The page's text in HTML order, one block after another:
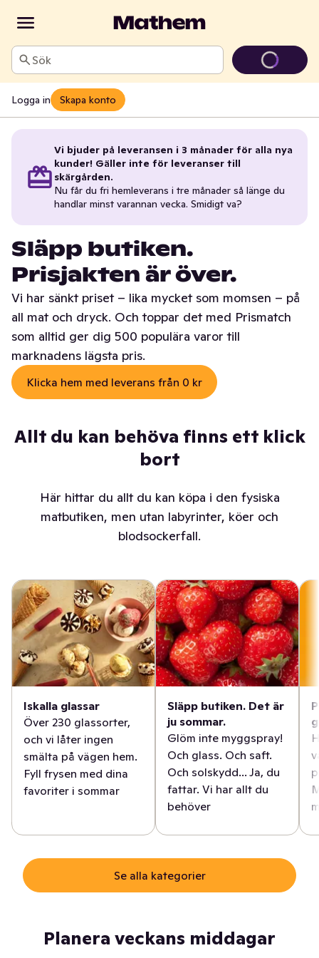
Sök
Logga in Skapa konto
Vi bjuder på leveransen i 3 månader för alla nya
kunder! Gäller inte för leveranser till
skärgården.
Nu får du fri hemleverans i tre månader så länge du
handlar minst varannan vecka. Smidigt va?
Släpp butiken.
Prisjakten är över.
Vi har sänkt priset – lika mycket som momsen – på
all mat och dryck. Och toppar det med Prismatch
som alltid ger dig 500 populära varor till
marknadens lägsta pris.
Klicka hem med leverans från 0 kr
Allt du kan behöva finns ett klick
bort
Här hittar du allt du kan köpa i den fysiska
matbutiken, men utan labyrinter, köer och
blodsockerfall.
Iskalla glassar
Över 230 glassorter,
och vi låter ingen
smälta på vägen hem.
Fyll frysen med dina
favoriter i sommar
Släpp butiken. Det är
ju sommar.
Glöm inte myggspray!
Och glass. Och saft.
Och solskydd... Ja, du
fattar. Vi har allt du
behöver
Se alla kategorier
Planera veckans middagar